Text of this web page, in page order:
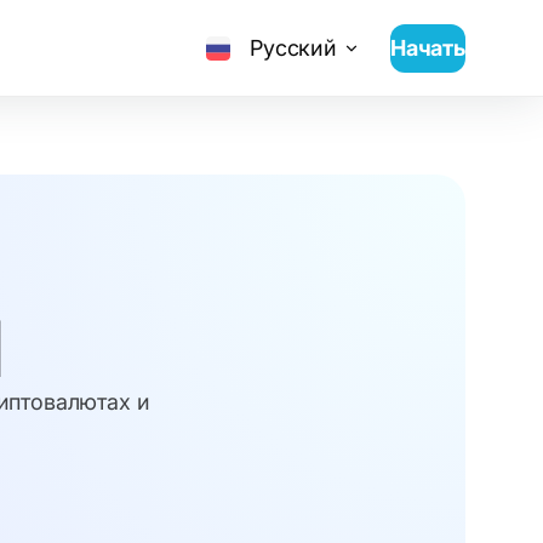
Русский Начать
и